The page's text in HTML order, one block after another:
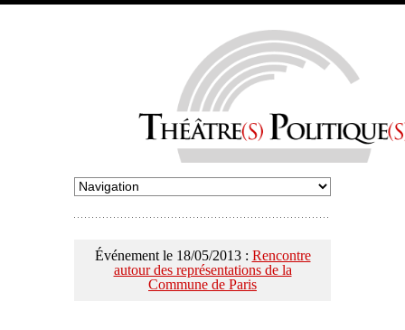
Événement le 18/05/2013 : Rencontre
autour des représentations de la
Commune de Paris